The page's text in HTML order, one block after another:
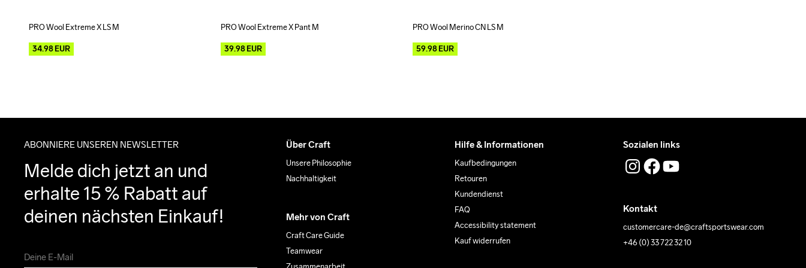
Outlet
PRO Wool Extreme X LS M
34.98EUR
Outlet
PRO Wool Extreme X Pant M
39.98EUR
Outlet
PRO Wool Merino CN LS M
59.98EUR
ABONNIERE UNSEREN NEWSLETTER
Melde dich jetzt an und
erhalte 15 % Rabatt auf
deinen nächsten Einkauf!
Über Craft
Unsere Philosophie
Nachhaltigkeit
Mehr von Craft
Craft Care Guide
Teamwear
Hilfe & Informationen
Kaufbedingungen
Retouren
Kundendienst
FAQ
Accessibility statement
Kauf widerrufen
Sozialen links
Kontakt
customercare-de@craftsportswear.com
+46 (0) 33 722 32 10